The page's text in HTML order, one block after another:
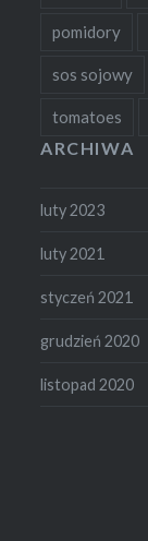
pomidory
sos sojowy
tomatoes
ARCHIWA
luty 2023
luty 2021
styczeń 2021
grudzień 2020
listopad 2020